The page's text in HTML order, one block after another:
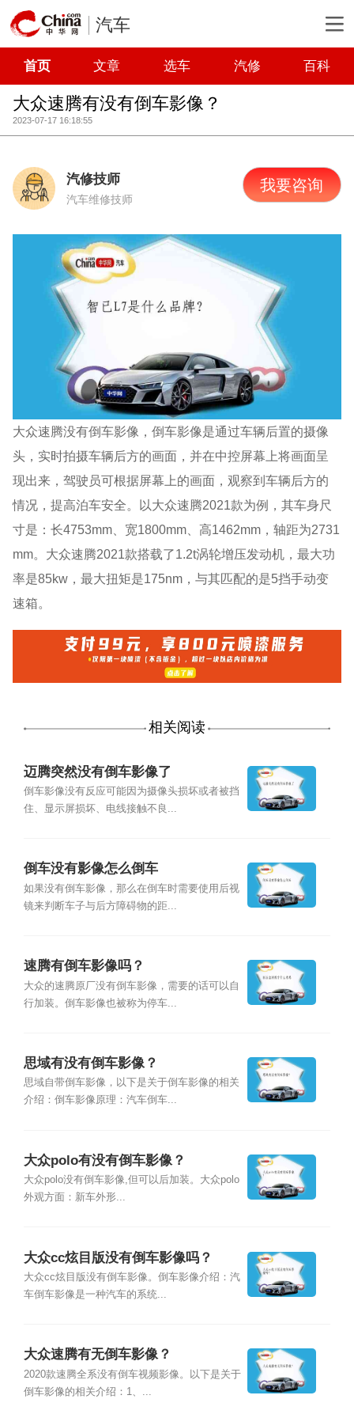
汽车
首页 文章 选车 汽修 百科
大众速腾有没有倒车影像？
2023-07-17 16:18:55
汽修技师
汽车维修技师
我要咨询
大众速腾没有倒车影像，倒车影像是通过车辆后置的摄像
头，实时拍摄车辆后方的画面，并在中控屏幕上将画面呈
现出来，驾驶员可根据屏幕上的画面，观察到车辆后方的
情况，提高泊车安全。以大众速腾2021款为例，其车身尺
寸是：长4753mm、宽1800mm、高1462mm，轴距为2731
mm。大众速腾2021款搭载了1.2t涡轮增压发动机，最大功
率是85kw，最大扭矩是175nm，与其匹配的是5挡手动变
速箱。
相关阅读
迈腾突然没有倒车影像了
倒车影像没有反应可能因为摄像头损坏或者被挡
住、显示屏损坏、电线接触不良...
倒车没有影像怎么倒车
如果没有倒车影像，那么在倒车时需要使用后视
镜来判断车子与后方障碍物的距...
速腾有倒车影像吗？
大众的速腾原厂没有倒车影像，需要的话可以自
行加装。倒车影像也被称为停车...
思域有没有倒车影像？
思域自带倒车影像，以下是关于倒车影像的相关
介绍：倒车影像原理：汽车倒车...
大众polo有没有倒车影像？
大众polo没有倒车影像,但可以后加装。大众polo
外观方面：新车外形...
大众cc炫目版没有倒车影像吗？
大众cc炫目版没有倒车影像。倒车影像介绍：汽
车倒车影像是一种汽车的系统...
大众速腾有无倒车影像？
2020款速腾全系没有倒车视频影像。以下是关于
倒车影像的相关介绍：1、...